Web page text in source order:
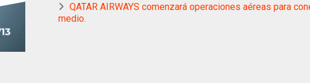
QATAR AIRWAYS comenzará operaciones aéreas para
medio.